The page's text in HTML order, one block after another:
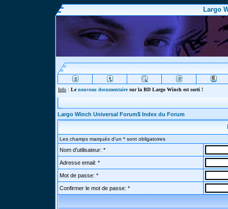
Largo
Info : Lenouveau documentairesur la BD Largo Winch est sorti !
Largo Winch Universal Forum$ Index du Forum
Les champs marqués d'un * sont obligatoires
Nom d'utilisateur: *
Adresse email: *
Mot de passe: *
Confirmer le mot de passe: *